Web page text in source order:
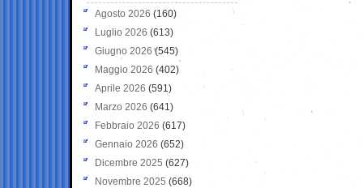
Agosto 2026 (160)
Luglio 2026 (613)
Giugno 2026 (545)
Maggio 2026 (402)
Aprile 2026 (591)
Marzo 2026 (641)
Febbraio 2026 (617)
Gennaio 2026 (652)
Dicembre 2025 (627)
Novembre 2025 (668)